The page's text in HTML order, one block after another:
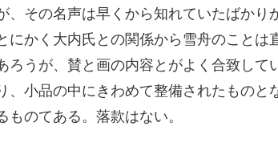
、その名声は早くから知れていたばか
にかく大内氏との関係から雪舟のこと
ろうが、賛と画の内容とがよく合致し
、小品の中にきわめて整備されたもの
のてある。落款はない。